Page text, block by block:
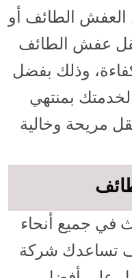
العفش الطائف أو
عفش الطائف
وذلك بفضل
بمنتهي
مريحة وخالية
في جميع أنحاء
تساعدك شركة